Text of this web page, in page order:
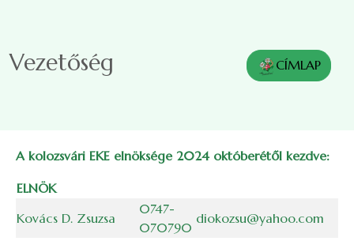
Vezetőség CÍMLAP
A kolozsvári EKE elnöksége 2024 októberétől kezdve:
ELNÖK
Kovács D. Zsuzsa
0747-
070790
diokozsu@yahoo.com